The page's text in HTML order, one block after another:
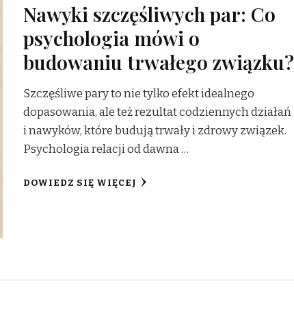
Nawyki szczęśliwych par: Co
psychologia mówi o
budowaniu trwałego związku?
Szczęśliwe pary to nie tylko efekt idealnego
dopasowania, ale też rezultat codziennych działań
i nawyków, które budują trwały i zdrowy związek.
Psychologia relacji od dawna …
DOWIEDZ SIĘ WIĘCEJ